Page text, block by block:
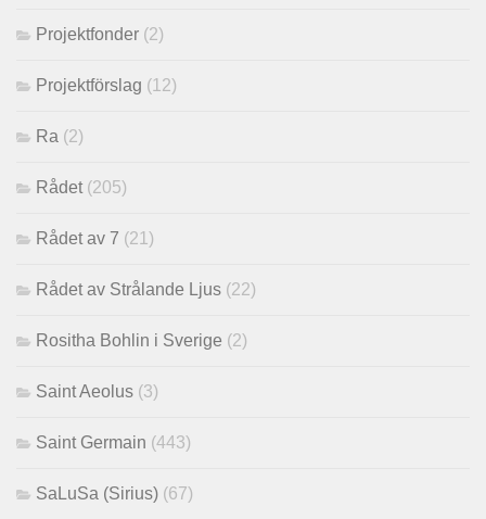
Projektfonder (2)
Projektförslag (12)
Ra (2)
Rådet (205)
Rådet av 7 (21)
Rådet av Strålande Ljus (22)
Rositha Bohlin i Sverige (2)
Saint Aeolus (3)
Saint Germain (443)
SaLuSa (Sirius) (67)